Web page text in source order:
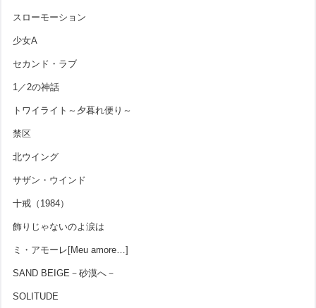
スローモーション
少女A
セカンド・ラブ
1／2の神話
トワイライト～夕暮れ便り～
禁区
北ウイング
サザン・ウインド
十戒（1984）
飾りじゃないのよ涙は
ミ・アモーレ[Meu amore…]
SAND BEIGE－砂漠へ－
SOLITUDE